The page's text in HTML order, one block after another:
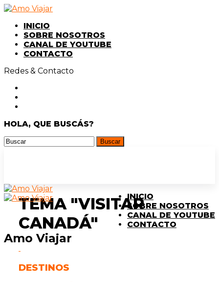
INICIO
SOBRE NOSOTROS
CANAL DE YOUTUBE
CONTACTO
Redes & Contacto
HOLA, QUE BUSCÁS?
Amo Viajar
INICIO
SOBRE NOSOTROS
CANAL DE YOUTUBE
CONTACTO
TEMA "VISITAR
CANADÁ"
DESTINOS